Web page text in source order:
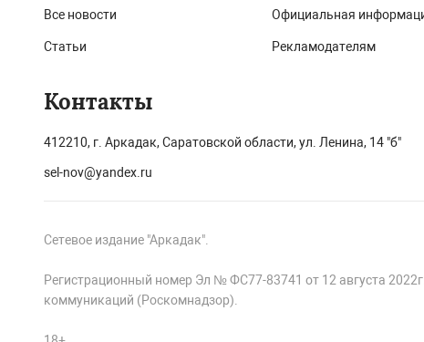
Все новости
Статьи
Официальная
Рекламодателям
Контакты
412210, г. Аркадак, Саратовской области, ул. Ленина, 14 "б"
sel-nov@yandex.ru
Сетевое издание "Аркадак".
Регистрационный номер Эл № ФС77-83741 от 12 августа
коммуникаций (Роскомнадзор).